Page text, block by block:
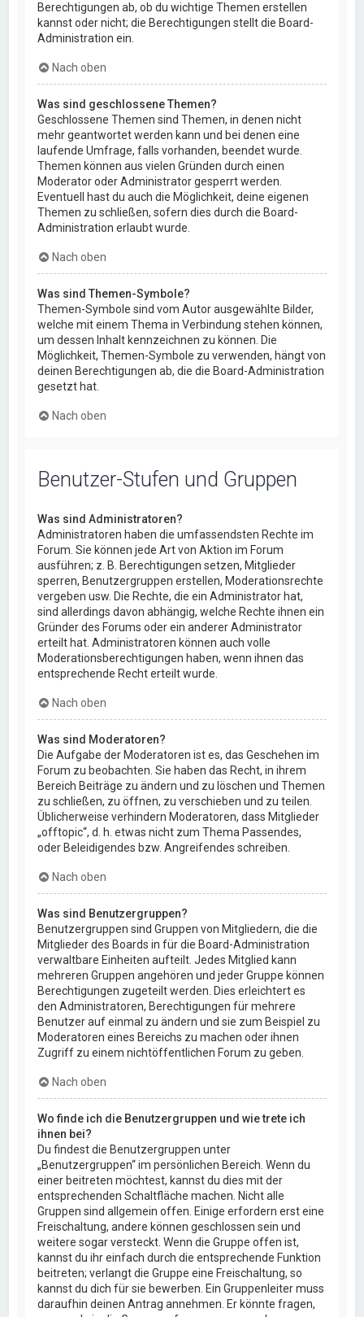
Berechtigungen ab, ob du wichtige Themen erstellen
kannst oder nicht; die Berechtigungen stellt die Board-
Administration ein.
Nach oben
Was sind geschlossene Themen?
Geschlossene Themen sind Themen, in denen nicht
mehr geantwortet werden kann und bei denen eine
laufende Umfrage, falls vorhanden, beendet wurde.
Themen können aus vielen Gründen durch einen
Moderator oder Administrator gesperrt werden.
Eventuell hast du auch die Möglichkeit, deine eigenen
Themen zu schließen, sofern dies durch die Board-
Administration erlaubt wurde.
Nach oben
Was sind Themen-Symbole?
Themen-Symbole sind vom Autor ausgewählte Bilder,
welche mit einem Thema in Verbindung stehen können,
um dessen Inhalt kennzeichnen zu können. Die
Möglichkeit, Themen-Symbole zu verwenden, hängt von
deinen Berechtigungen ab, die die Board-Administration
gesetzt hat.
Nach oben
Benutzer-Stufen und Gruppen
Was sind Administratoren?
Administratoren haben die umfassendsten Rechte im
Forum. Sie können jede Art von Aktion im Forum
ausführen; z. B. Berechtigungen setzen, Mitglieder
sperren, Benutzergruppen erstellen, Moderationsrechte
vergeben usw. Die Rechte, die ein Administrator hat,
sind allerdings davon abhängig, welche Rechte ihnen ein
Gründer des Forums oder ein anderer Administrator
erteilt hat. Administratoren können auch volle
Moderationsberechtigungen haben, wenn ihnen das
entsprechende Recht erteilt wurde.
Nach oben
Was sind Moderatoren?
Die Aufgabe der Moderatoren ist es, das Geschehen im
Forum zu beobachten. Sie haben das Recht, in ihrem
Bereich Beiträge zu ändern und zu löschen und Themen
zu schließen, zu öffnen, zu verschieben und zu teilen.
Üblicherweise verhindern Moderatoren, dass Mitglieder
„offtopic“, d. h. etwas nicht zum Thema Passendes,
oder Beleidigendes bzw. Angreifendes schreiben.
Nach oben
Was sind Benutzergruppen?
Benutzergruppen sind Gruppen von Mitgliedern, die die
Mitglieder des Boards in für die Board-Administration
verwaltbare Einheiten aufteilt. Jedes Mitglied kann
mehreren Gruppen angehören und jeder Gruppe können
Berechtigungen zugeteilt werden. Dies erleichtert es
den Administratoren, Berechtigungen für mehrere
Benutzer auf einmal zu ändern und sie zum Beispiel zu
Moderatoren eines Bereichs zu machen oder ihnen
Zugriff zu einem nichtöffentlichen Forum zu geben.
Nach oben
Wo finde ich die Benutzergruppen und wie trete ich
ihnen bei?
Du findest die Benutzergruppen unter
„Benutzergruppen“ im persönlichen Bereich. Wenn du
einer beitreten möchtest, kannst du dies mit der
entsprechenden Schaltfläche machen. Nicht alle
Gruppen sind allgemein offen. Einige erfordern erst eine
Freischaltung, andere können geschlossen sein und
weitere sogar versteckt. Wenn die Gruppe offen ist,
kannst du ihr einfach durch die entsprechende Funktion
beitreten; verlangt die Gruppe eine Freischaltung, so
kannst du dich für sie bewerben. Ein Gruppenleiter muss
daraufhin deinen Antrag annehmen. Er könnte fragen,